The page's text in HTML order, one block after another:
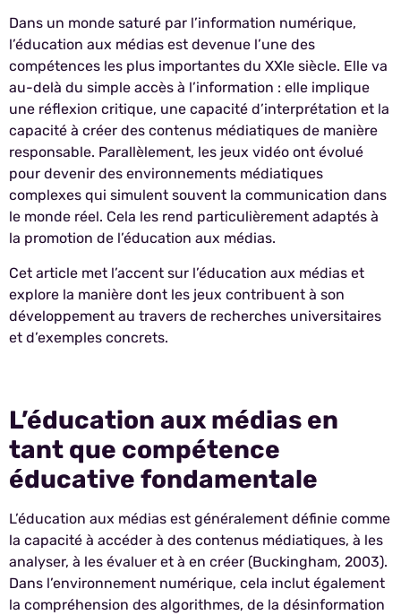
Dans un monde saturé par l’information numérique,
l’éducation aux médias est devenue l’une des
compétences les plus importantes du XXIe siècle. Elle va
au-delà du simple accès à l’information : elle implique
une réflexion critique, une capacité d’interprétation et la
capacité à créer des contenus médiatiques de manière
responsable. Parallèlement, les jeux vidéo ont évolué
pour devenir des environnements médiatiques
complexes qui simulent souvent la communication dans
le monde réel. Cela les rend particulièrement adaptés à
la promotion de l’éducation aux médias.
Cet article met l’accent sur l’éducation aux médias et
explore la manière dont les jeux contribuent à son
développement au travers de recherches universitaires
et d’exemples concrets.
L’éducation aux médias en
tant que compétence
éducative fondamentale
L’éducation aux médias est généralement définie comme
la capacité à accéder à des contenus médiatiques, à les
analyser, à les évaluer et à en créer (Buckingham, 2003).
Dans l’environnement numérique, cela inclut également
la compréhension des algorithmes, de la désinformation